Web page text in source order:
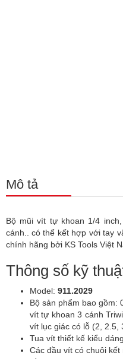
Mô tả
Bộ mũi vít tự khoan 1/4
cánh.. có thể kết hợp với tay
chính hãng bởi KS Tools Việt
Thông số kỹ
Model: 911.2029
Bộ sản phẩm bao gồm:
vít tự khoan 3 cánh
vít lục giác có lỗ (2, 2.5,
Tua vít thiết kế kiểu
Các đầu vít có chuôi kết